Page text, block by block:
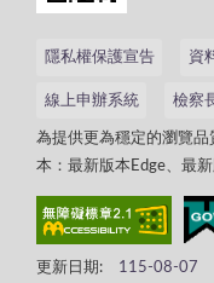
隱私權保護宣告 資
線上申辦系統 檢察
為提供更為穩定的瀏覽
本：最新版本Edge、最
更新日期: 115-08-07